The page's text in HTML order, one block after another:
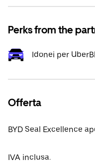
Perks from the
Idonei per
Offerta
BYD Seal Excellence
IVA inclusa.